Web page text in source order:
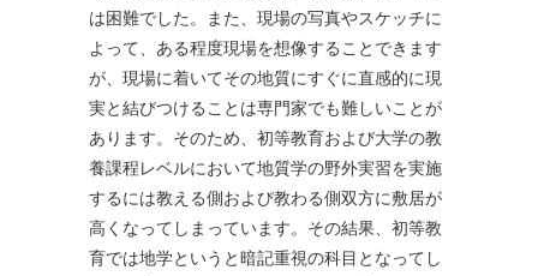
は困難でした。また、現場の写真やスケッチに
よって、ある程度現場を想像することできます
が、現場に着いてその地質にすぐに直感的に現
実と結びつけることは専門家でも難しいことが
あります。そのため、初等教育および大学の教
養課程レベルにおいて地質学の野外実習を実施
するには教える側および教わる側双方に敷居が
高くなってしまっています。その結果、初等教
育では地学というと暗記重視の科目となってし